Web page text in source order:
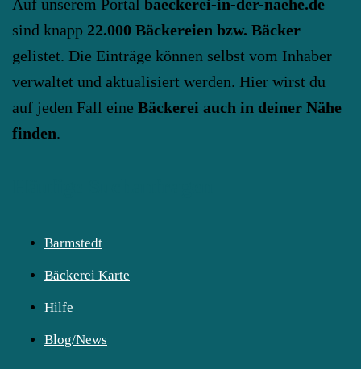
Auf unserem Portal baeckerei-in-der-naehe.de
sind knapp 22.000 Bäckereien bzw. Bäcker
gelistet. Die Einträge können selbst vom Inhaber
verwaltet und aktualisiert werden. Hier wirst du
auf jeden Fall eine Bäckerei auch in deiner Nähe
finden.
Barmstedt
Bäckerei Karte
Hilfe
Blog/News